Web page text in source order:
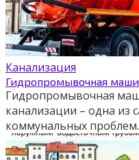
Канализация
Гидропромывочная
Гидропромывочная
канализации – одна из
коммунальных